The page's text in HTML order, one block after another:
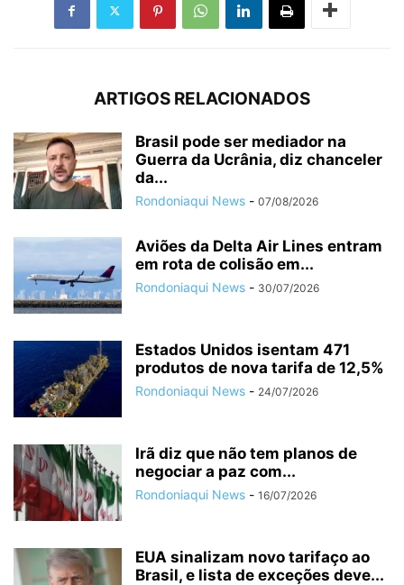
ARTIGOS RELACIONADOS
Brasil pode ser mediador na
Guerra da Ucrânia, diz chanceler
da...
Rondoniaqui News - 07/08/2026
Aviões da Delta Air Lines entram
em rota de colisão em...
Rondoniaqui News - 30/07/2026
Estados Unidos isentam 471
produtos de nova tarifa de 12,5%
Rondoniaqui News - 24/07/2026
Irã diz que não tem planos de
negociar a paz com...
Rondoniaqui News - 16/07/2026
EUA sinalizam novo tarifaço ao
Brasil, e lista de exceções deve...